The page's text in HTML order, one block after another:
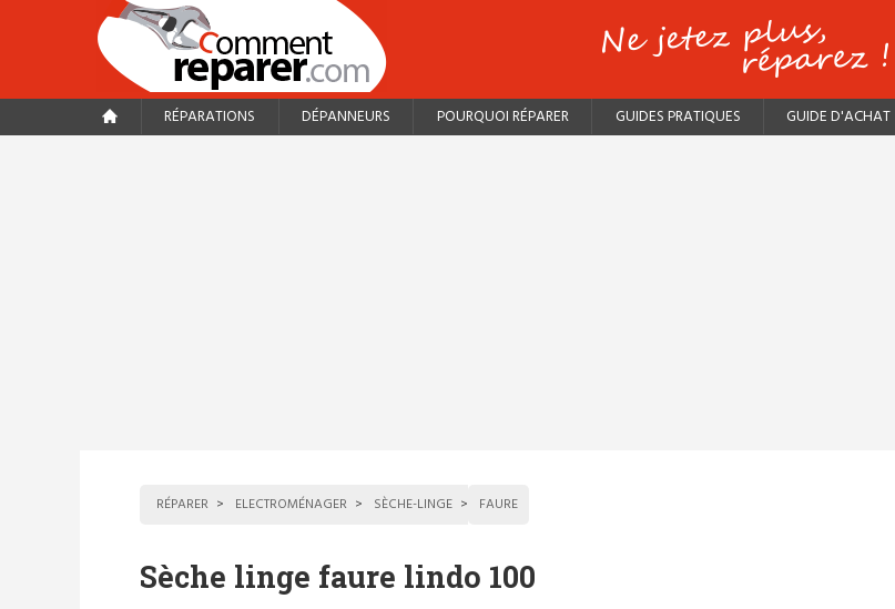
RÉPARATIONS DÉPANNEURS POURQUOI RÉPARER GUIDES PRATIQUES GUIDE D'ACHAT
RÉPARER ELECTROMÉNAGER SÈCHE-LINGE FAURE
Sèche linge faure lindo 100